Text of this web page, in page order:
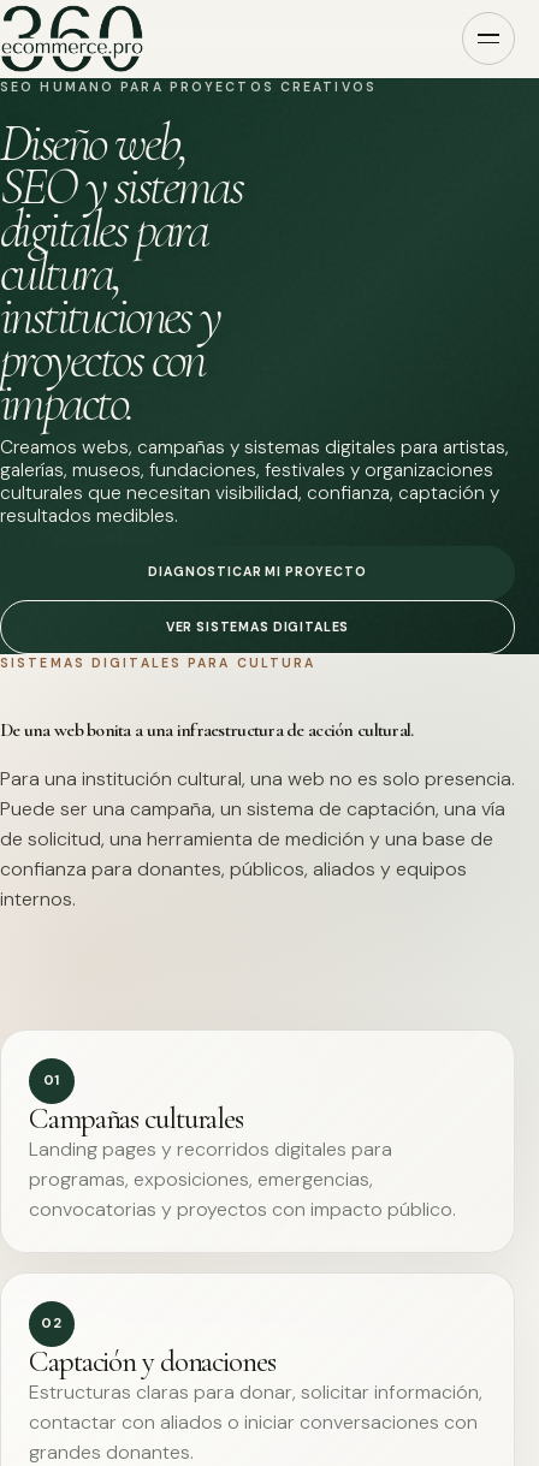
SEO HUMANO PARA PROYECTOS CREATIVOS
Diseño web,
SEO y sistemas
digitales para
cultura,
instituciones y
proyectos con
impacto.
Creamos webs, campañas y sistemas digitales para artistas,
galerías, museos, fundaciones, festivales y organizaciones
culturales que necesitan visibilidad, confianza, captación y
resultados medibles.
DIAGNOSTICAR MI PROYECTO
VER SISTEMAS DIGITALES
SISTEMAS DIGITALES PARA CULTURA
De una web bonita a una infraestructura de acción cultural.
Para una institución cultural, una web no es solo presencia.
Puede ser una campaña, un sistema de captación, una vía
de solicitud, una herramienta de medición y una base de
confianza para donantes, públicos, aliados y equipos
internos.
01
Campañas culturales
Landing pages y recorridos digitales para
programas, exposiciones, emergencias,
convocatorias y proyectos con impacto público.
02
Captación y donaciones
Estructuras claras para donar, solicitar información,
contactar con aliados o iniciar conversaciones con
grandes donantes.